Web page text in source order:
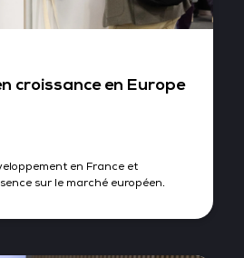
croissance en Europe
en France et
sur le marché européen.